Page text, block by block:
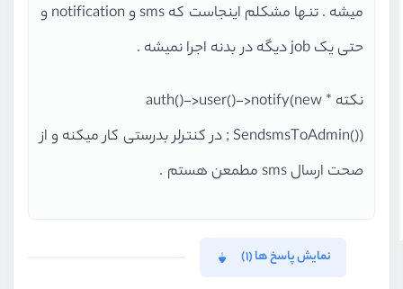
میشه . تنها مشکلم اینجاست که sms و notification و
حتی یک job دیگه در بدنه اجرا نمیشه .
نکته * auth()->user()->notify(new
SendsmsToAdmin()) ; در کنترلر بدرستی کار میکنه و از
صحت ارسال sms مطمعن هستم .
نمایش پاسخ ها (1)